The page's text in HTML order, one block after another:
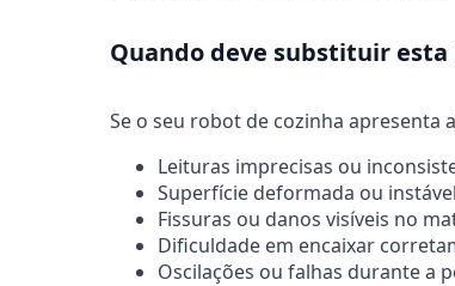
Quando deve substituir esta
Se o seu robot de cozinha
Leituras imprecisas ou
Superfície deformada ou instável
Fissuras ou danos visíveis no
Dificuldade em encaixar
Oscilações ou falhas durante a